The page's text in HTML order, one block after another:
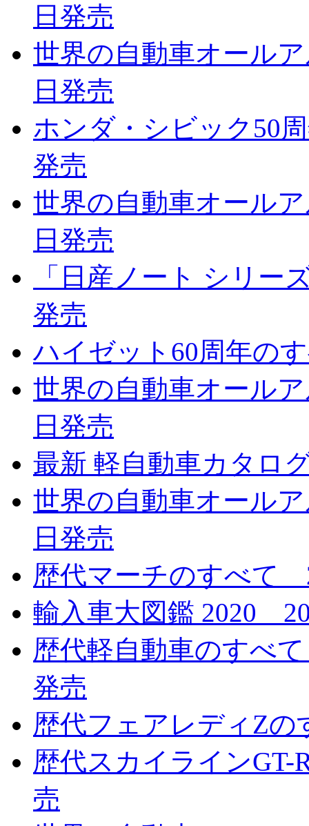
日発売
世界の自動車オール
日発売
ホンダ・シビック50
発売
世界の自動車オール
日発売
「日産ノート シリ
発売
ハイゼット60周年の
世界の自動車オール
日発売
最新 軽自動車カタロ
世界の自動車オール
日発売
歴代マーチのすべて
輸入車大図鑑 2020
歴代軽自動車のすべ
発売
歴代フェアレディZ
歴代スカイライン
売